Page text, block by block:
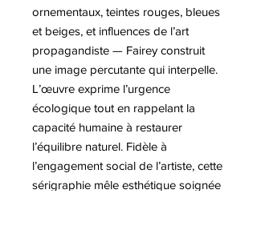
ornementaux, teintes rouges, bleues
et beiges, et influences de l’art
propagandiste — Fairey construit
une image percutante qui interpelle.
L’œuvre exprime l’urgence
écologique tout en rappelant la
capacité humaine à restaurer
l’équilibre naturel. Fidèle à
l’engagement social de l’artiste, cette
sérigraphie mêle esthétique soignée